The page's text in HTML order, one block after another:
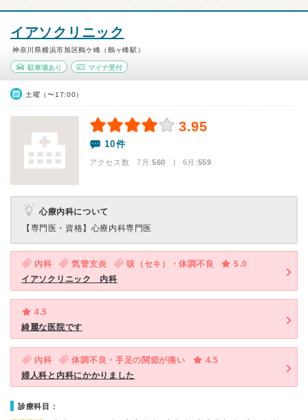
イアソクリニック
神奈川県横浜市旭区鶴ケ峰（鶴ヶ峰駅）
駐車場あり マイナ受付
土曜（〜17:00）
3.95
10件
アクセス数 7月:560 | 6月:559
心療内科について
【専門医・資格】 心療内科専門医
内科 気管支炎 咳（セキ）・体調不良
5.0
イアソクリニック 内科
4.5
綺麗な医院です
内科 体調不良・手足の関節が痛い
4.5
婦人科と内科にかかりました
診療科目：